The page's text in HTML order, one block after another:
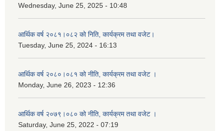
Wednesday, June 25, 2025 - 10:48
आर्थिक वर्ष २०८१।०८२ को निति, कार्यक्रम तथा वजेट।
Tuesday, June 25, 2024 - 16:13
आर्थिक वर्ष २०८०।०८१ को नीति, कार्यक्रम तथा वजेट ।
Monday, June 26, 2023 - 12:36
आर्थिक वर्ष २०७९।०८० को नीति, कार्यक्रम तथा वजेट ।
Saturday, June 25, 2022 - 07:19